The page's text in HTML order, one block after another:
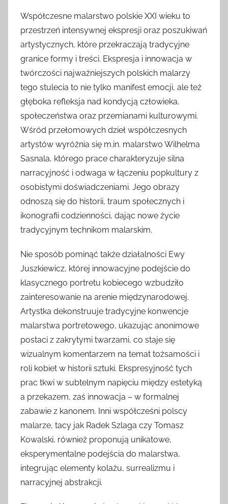
Współczesne malarstwo polskie XXI wieku to
przestrzeń intensywnej ekspresji oraz poszukiwań
artystycznych, które przekraczają tradycyjne
granice formy i treści. Ekspresja i innowacja w
twórczości najważniejszych polskich malarzy
tego stulecia to nie tylko manifest emocji, ale też
głęboka refleksja nad kondycją człowieka,
społeczeństwa oraz przemianami kulturowymi.
Wśród przełomowych dzieł współczesnych
artystów wyróżnia się m.in. malarstwo Wilhelma
Sasnala, którego prace charakteryzuje silna
narracyjność i odwaga w łączeniu popkultury z
osobistymi doświadczeniami. Jego obrazy
odnoszą się do historii, traum społecznych i
ikonografii codzienności, dając nowe życie
tradycyjnym technikom malarskim.
Nie sposób pominąć także działalności Ewy
Juszkiewicz, której innowacyjne podejście do
klasycznego portretu kobiecego wzbudziło
zainteresowanie na arenie międzynarodowej.
Artystka dekonstruuje tradycyjne konwencje
malarstwa portretowego, ukazując anonimowe
postaci z zakrytymi twarzami, co staje się
wizualnym komentarzem na temat tożsamości i
roli kobiet w historii sztuki. Ekspresyjność tych
prac tkwi w subtelnym napięciu między estetyką
a przekazem, zaś innowacja – w formalnej
zabawie z kanonem. Inni współcześni polscy
malarze, tacy jak Radek Szlaga czy Tomasz
Kowalski, również proponują unikatowe,
eksperymentalne podejścia do malarstwa,
integrując elementy kolażu, surrealizmu i
narracyjnej abstrakcji.